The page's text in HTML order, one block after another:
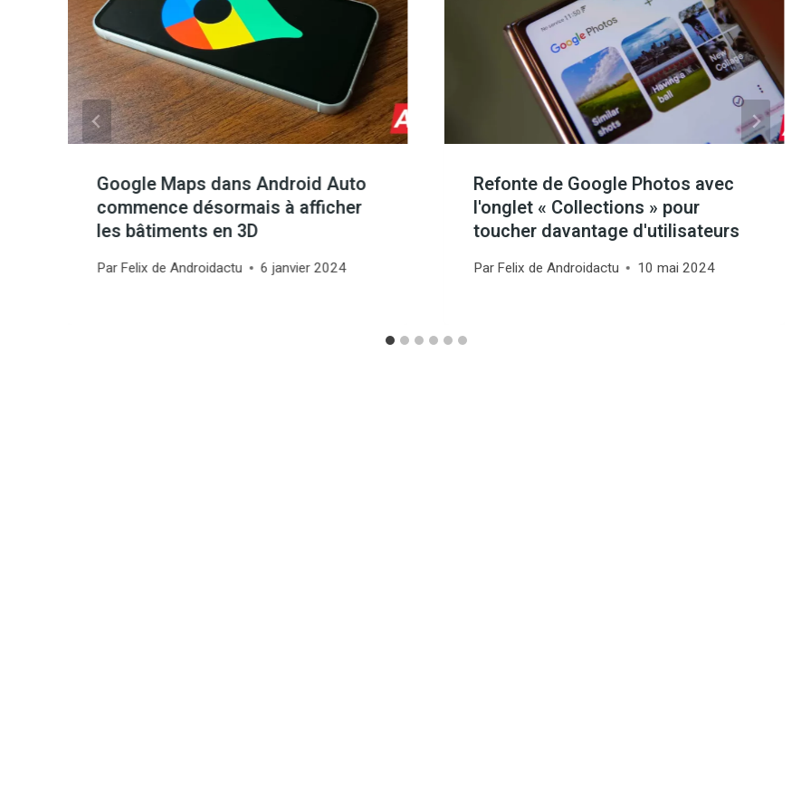
Google Maps dans Android Auto
commence désormais à afficher
les bâtiments en 3D
Par Felix de Androidactu 6 janvier 2024
Refonte de Google Photos avec
l'onglet « Collections » pour
toucher davantage d'utilisateurs
Par Felix de Androidactu 10 mai 2024